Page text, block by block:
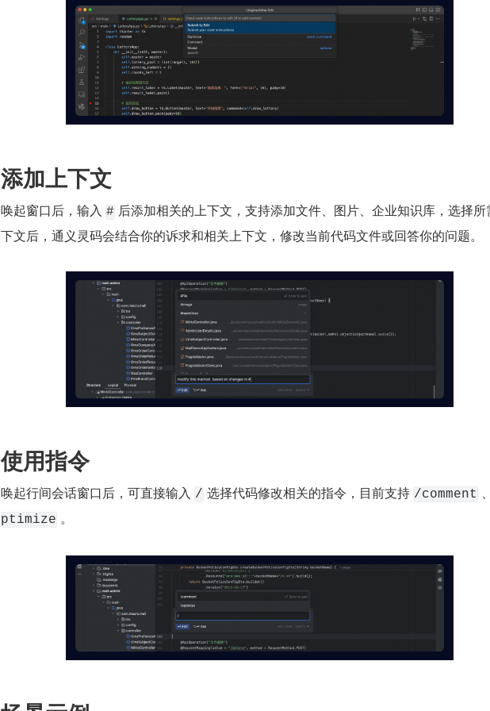
添加上下文
唤起窗口后，输入 # 后添加相关的上下文，支持添加文件、图片、企业知识库，选择所
下文后，通义灵码会结合你的诉求和相关上下文，修改当前代码文件或回答你的问题。
使用指令
唤起行间会话窗口后，可直接输入 / 选择代码修改相关的指令，目前支持 /comment
ptimize 。